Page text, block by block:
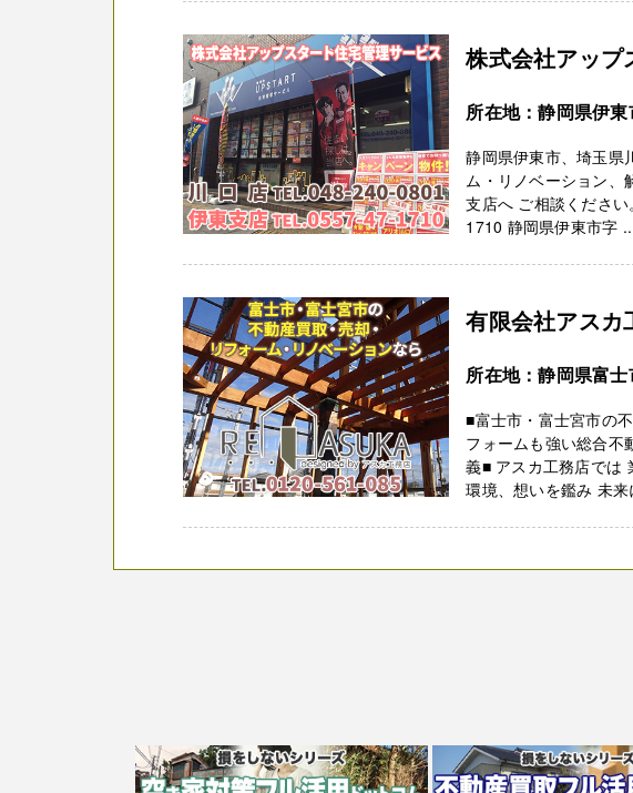
株式会社アップ
所在地：静岡県伊
静岡県伊東市、埼玉県
ム・リノベーション、
支店へ ご相談くださ
1710 静岡県伊東市字
有限会社アスカ
所在地：静岡県富
■富士市・富士宮市の
フォームも強い総合
義■ アスカ工務店では
環境、想いを鑑み 未